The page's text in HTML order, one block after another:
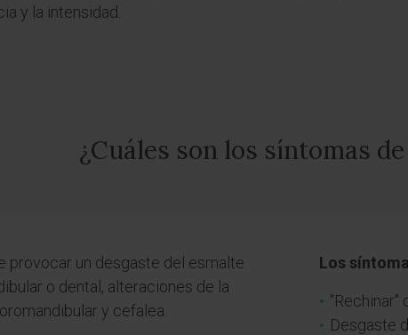
y la intensidad.
¿Cuáles son los síntomas
provocar un desgaste del esmalte
o dental, alteraciones de la
y cefalea.
Los
"Rechinar"
Desgaste